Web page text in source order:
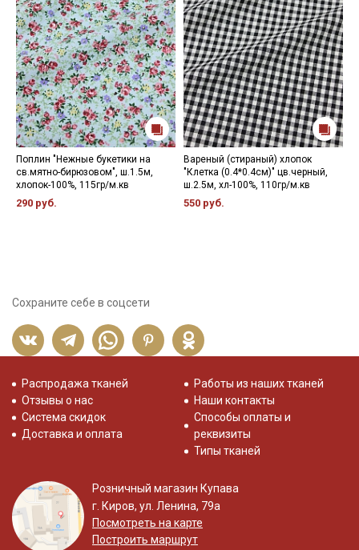
Поплин "Нежные букетики на
св.мятно-бирюзовом", ш.1.5м,
хлопок-100%, 115гр/м.кв
290 руб.
Вареный (стираный) хлопок
"Клетка (0.4*0.4см)" цв.черный,
ш.2.5м, хл-100%, 110гр/м.кв
550 руб.
Сохраните себе в соцсети
Распродажа тканей
Отзывы о нас
Система скидок
Доставка и оплата
Работы из наших тканей
Наши контакты
Способы оплаты и
реквизиты
Типы тканей
Розничный магазин Купава
г. Киров, ул. Ленина, 79а
Посмотреть на карте
Построить маршрут